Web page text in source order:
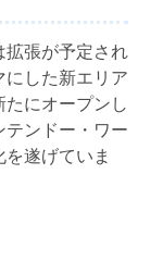
張が予定され
した新エリア
たにオープンし
ンドー・ワー
遂げていま